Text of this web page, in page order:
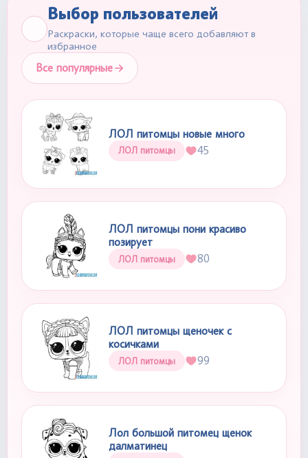
Выбор пользователей
Раскраски, которые чаще всего добавляют в
избранное
Все популярные
ЛОЛ питомцы новые много
ЛОЛ питомцы 45
ЛОЛ питомцы пони красиво
позирует
ЛОЛ питомцы 80
ЛОЛ питомцы щеночек с
косичками
ЛОЛ питомцы 99
Лол большой питомец щенок
далматинец